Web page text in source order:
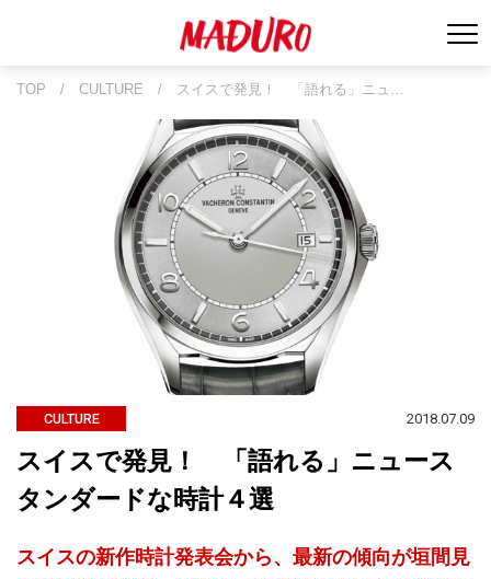
TOP / CULTURE / スイスで発見！ 「語れる」ニュ…
CULTURE 2018.07.09
スイスで発見！ 「語れる」ニュース
タンダードな時計４選
スイスの新作時計発表会から、最新の傾向が垣間見